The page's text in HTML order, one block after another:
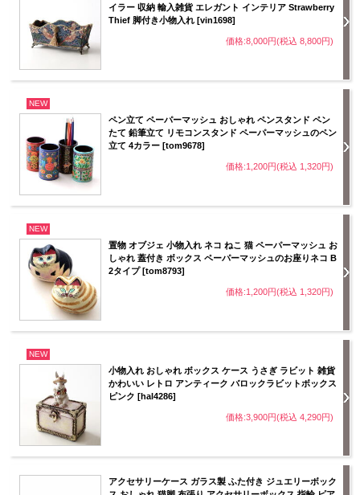
イラー 収納 輸入雑貨 エレガント インテリア Strawberry
Thief 脚付き小物入れ [vin1698]
価格:8,000円(税込 8,800円)
NEW
ペン立て ペーパーマッシュ おしゃれ ペンスタンド ペン
たて 鉛筆立て リモコンスタンド ペーパーマッシュのペン
立て 4カラー [tom9678]
価格:1,200円(税込 1,320円)
NEW
置物 オブジェ 小物入れ ネコ ねこ 猫 ペーパーマッシュ お
しゃれ 蓋付き ボックス ペーパーマッシュのお座りネコ B
2タイプ [tom8793]
価格:1,200円(税込 1,320円)
NEW
小物入れ おしゃれ ボックス ケース うさぎ ラビット 雑貨
かわいい レトロ アンティーク バロックラビットボックス
ピンク [hal4286]
価格:3,900円(税込 4,290円)
アクセサリーケース ガラス製 ふた付き ジュエリーボック